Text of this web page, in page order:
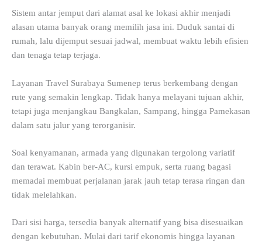
Sistem antar jemput dari alamat asal ke lokasi akhir menjadi
alasan utama banyak orang memilih jasa ini. Duduk santai di
rumah, lalu dijemput sesuai jadwal, membuat waktu lebih efisien
dan tenaga tetap terjaga.
Layanan Travel Surabaya Sumenep terus berkembang dengan
rute yang semakin lengkap. Tidak hanya melayani tujuan akhir,
tetapi juga menjangkau Bangkalan, Sampang, hingga Pamekasan
dalam satu jalur yang terorganisir.
Soal kenyamanan, armada yang digunakan tergolong variatif
dan terawat. Kabin ber-AC, kursi empuk, serta ruang bagasi
memadai membuat perjalanan jarak jauh tetap terasa ringan dan
tidak melelahkan.
Dari sisi harga, tersedia banyak alternatif yang bisa disesuaikan
dengan kebutuhan. Mulai dari tarif ekonomis hingga layanan